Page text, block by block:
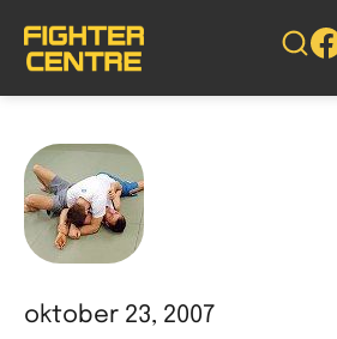
vidare
oktober 23, 2007